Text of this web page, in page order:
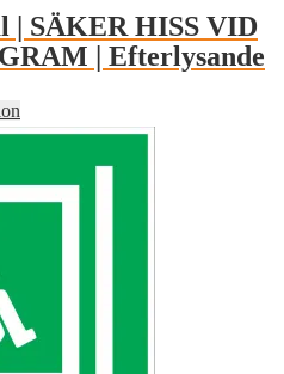
| SÄKER HISS VID
| Efterlysande